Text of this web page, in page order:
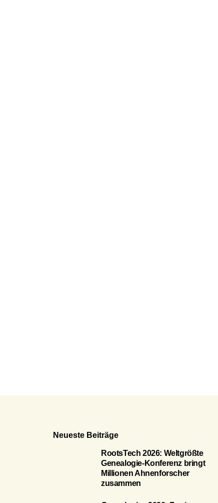
Neueste Beiträge
RootsTech 2026: Weltgrößte
Genealogie-Konferenz bringt
Millionen Ahnenforscher
zusammen